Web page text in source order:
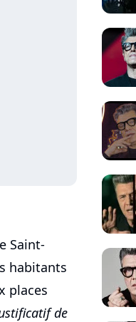
Saint-
habitants
places
de